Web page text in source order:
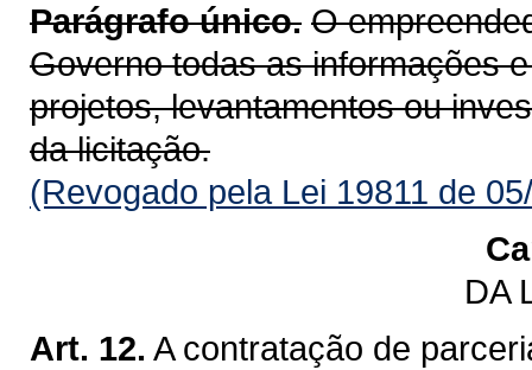
Parágrafo único. O
Governo todas as informações
projetos, levantamentos ou
da licitação.
(Revogado pela Lei 19811 de
DA
Art. 12. A contratação de